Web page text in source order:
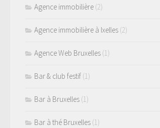
Agence immobilière (2)
Agence immobilière à Ixelles (2)
Agence Web Bruxelles (1)
Bar & club festif (1)
Bar à Bruxelles (1)
Bar à thé Bruxelles (1)